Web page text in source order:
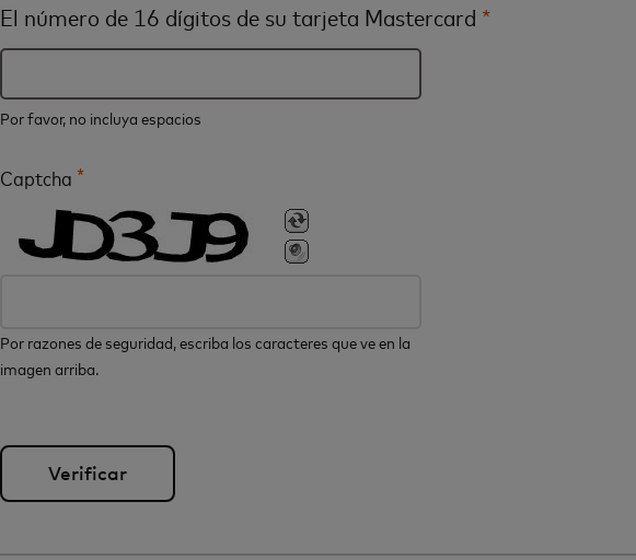
El número de 16 dígitos de su tarjeta Mastercard *
Por favor, no incluya espacios
Captcha *
Por razones de seguridad, escriba los caracteres que ve en la
imagen arriba.